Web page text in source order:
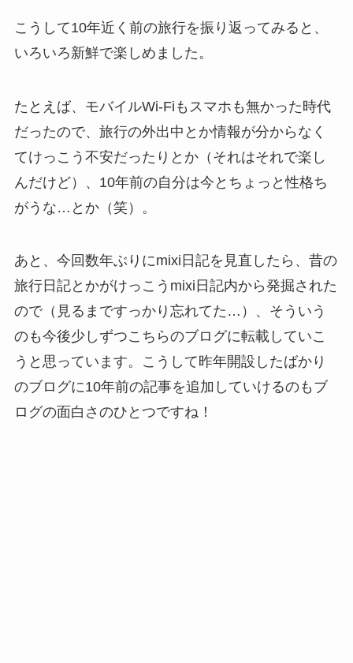
こうして10年近く前の旅行を振り返ってみると、
いろいろ新鮮で楽しめました。
たとえば、モバイルWi-Fiもスマホも無かった時代
だったので、旅行の外出中とか情報が分からなく
てけっこう不安だったりとか（それはそれで楽し
んだけど）、10年前の自分は今とちょっと性格ち
がうな…とか（笑）。
あと、今回数年ぶりにmixi日記を見直したら、昔の
旅行日記とかがけっこうmixi日記内から発掘された
ので（見るまですっかり忘れてた…）、そういう
のも今後少しずつこちらのブログに転載していこ
うと思っています。こうして昨年開設したばかり
のブログに10年前の記事を追加していけるのもブ
ログの面白さのひとつですね！